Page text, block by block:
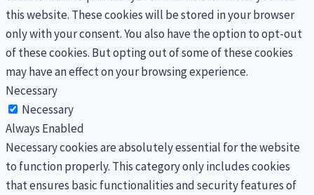
this website. These cookies will be stored in your browser
only with your consent. You also have the option to opt-out
of these cookies. But opting out of some of these cookies
may have an effect on your browsing experience.
Necessary
Necessary
Always Enabled
Necessary cookies are absolutely essential for the website
to function properly. This category only includes cookies
that ensures basic functionalities and security features of